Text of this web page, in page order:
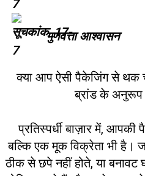
गुणवत्ता आश्वासन
क्या आप ऐसी पैकेजिंग से थक
ब्रांड के अनुरूप
प्रतिस्पर्धी बाज़ार में, आपकी
बल्कि एक मूक विक्रेता भी है।
ठीक से छपे नहीं होते, या बनावट